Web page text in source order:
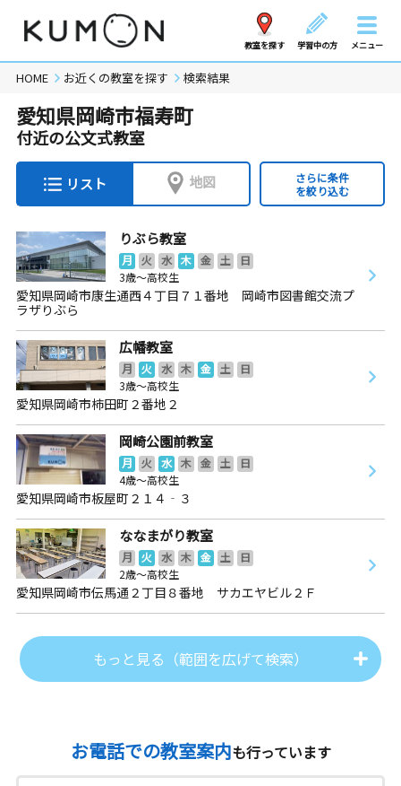
教室を探す 学習中の方 メニュー
HOME お近くの教室を探す 検索結果
愛知県岡崎市福寿町
付近の公文式教室
リスト 地図
さらに条件
を絞り込む
りぶら教室
月 火 水 木 金 土
日
3歳～高校生
愛知県岡崎市康生通西４丁目７１番地 岡崎市図書館交流プ
ラザりぶら
広幡教室
月 火 水 木 金 土
日
3歳～高校生
愛知県岡崎市柿田町２番地２
岡崎公園前教室
月 火 水 木 金 土
日
4歳～高校生
愛知県岡崎市板屋町２１４‐３
ななまがり教室
月 火 水 木 金 土
日
2歳～高校生
愛知県岡崎市伝馬通２丁目８番地 サカエヤビル２Ｆ
もっと見る（範囲を広げて検索）
お電話での教室案内も行っています